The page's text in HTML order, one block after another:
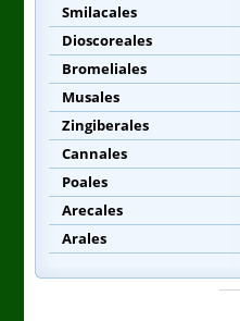
Smilacales
Dioscoreales
Bromeliales
Musales
Zingiberales
Cannales
Poales
Arecales
Arales